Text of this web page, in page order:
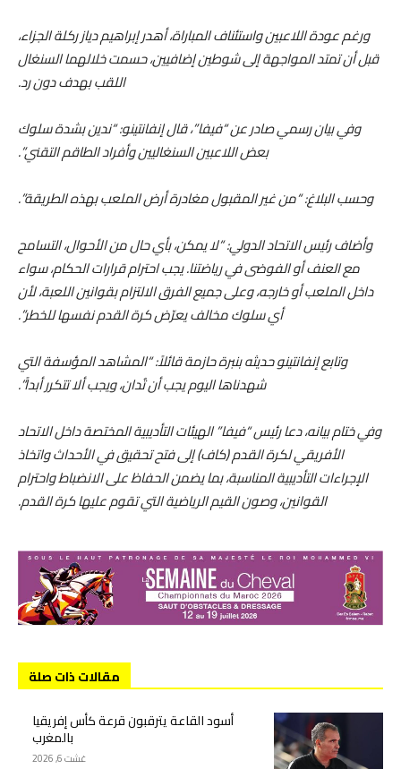
ورغم عودة اللاعبين واستئناف المباراة، أهدر إبراهيم دياز ركلة الجزاء،
قبل أن تمتد المواجهة إلى شوطين إضافيين، حسمت خلالهما السنغال
اللقب بهدف دون رد.
وفي بيان رسمي صادر عن “فيفا”، قال إنفانتينو: “ندين بشدة سلوك
بعض اللاعبين السنغاليين وأفراد الطاقم التقني”.
وحسب البلاغ: “من غير المقبول مغادرة أرض الملعب بهذه الطريقة”.
وأضاف رئيس الاتحاد الدولي: “لا يمكن، بأي حال من الأحوال، التسامح
مع العنف أو الفوضى في رياضتنا. يجب احترام قرارات الحكام، سواء
داخل الملعب أو خارجه، وعلى جميع الفرق الالتزام بقوانين اللعبة، لأن
أي سلوك مخالف يعرّض كرة القدم نفسها للخطر”.
وتابع إنفانتينو حديثه بنبرة حازمة قائلاً: “المشاهد المؤسفة التي
شهدناها اليوم يجب أن تُدان، ويجب ألا تتكرر أبداً”.
وفي ختام بيانه، دعا رئيس “فيفا” الهيئات التأديبية المختصة داخل الاتحاد
الأفريقي لكرة القدم (كاف) إلى فتح تحقيق في الأحداث واتخاذ
الإجراءات التأديبية المناسبة، بما يضمن الحفاظ على الانضباط واحترام
القوانين، وصون القيم الرياضية التي تقوم عليها كرة القدم.
مقالات ذات صلة
أسود القاعة يترقبون قرعة كأس إفريقيا
بالمغرب
غشت 6, 2026